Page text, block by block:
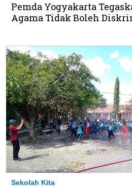
Pemda Yogyakarta
Agama Tidak Boleh
Sekolah Kita